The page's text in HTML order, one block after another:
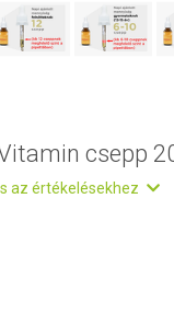
csepp
az értékelésekhez